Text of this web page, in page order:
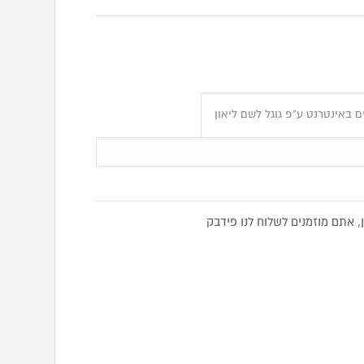
באינטרנט ע"פ גוגל לשם ליאון
מוזמנים לשלוח לנו פידבק